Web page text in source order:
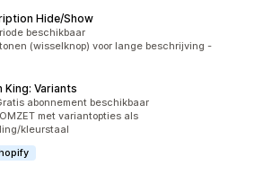
Hide/Show
beschikbaar
(wisselknop) voor lange beschrijving -
Variants
in totaalabonnement beschikbaar
met variantopties als
kleurstaal